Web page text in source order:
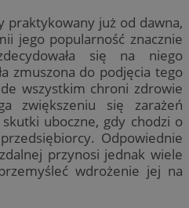
już od dawna,
jego popularność znacznie
się na niego
zmuszona do podjęcia tego
wszystkim chroni zdrowie
zwiększeniu się zarażeń
uboczne, gdy chodzi o
Odpowiednie
przynosi jednak wiele
wdrożenie jej na